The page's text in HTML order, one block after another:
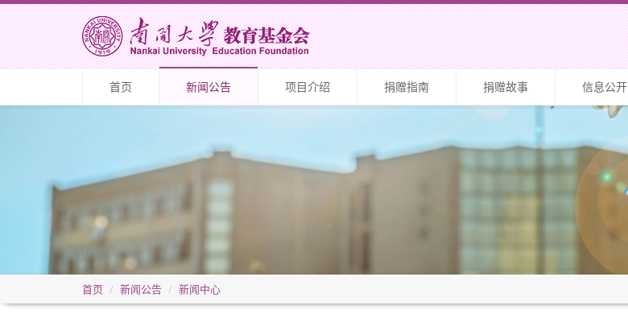
首页 新闻公告 项目介绍 捐赠指南 捐赠故事 信息公开
首页 新闻公告 新闻中心